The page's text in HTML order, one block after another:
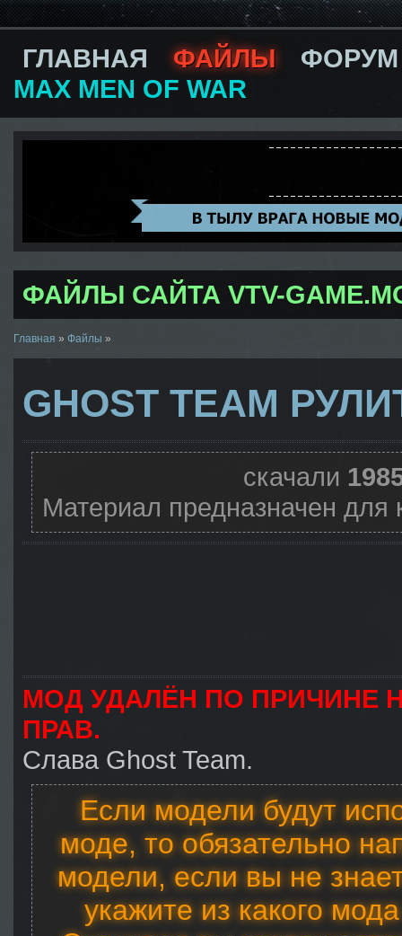
ГЛАВНАЯ ФАЙЛЫ
ФОРУМ
MAX MEN OF WAR
ФАЙЛЫ САЙТА VTV-
Главная » Файлы »
GHOST TEAM
скачали
Материал предназначен для
МОД УДАЛЁН ПО ПРИЧИНЕ
ПРАВ.
Слава Ghost Team.
Если модели будут
моде, то обязательно
модели, если вы не
укажите из какого